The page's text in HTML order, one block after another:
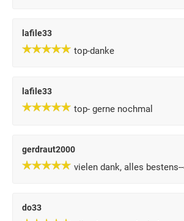
lafile33
top-danke
lafile33
top- gerne nochmal
gerdraut2000
vielen dank, alles
do33